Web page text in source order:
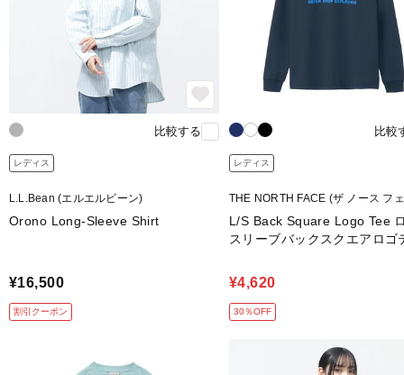
比較する
レディス
L.L.Bean (エルエルビーン)
Orono Long-Sleeve Shirt
¥16,500
割引クーポン
比較
レディス
THE NORTH FACE (ザ ノース フ
L/S Back Square Logo Tee
スリーブバックスクエアロゴ
¥4,620
30％OFF